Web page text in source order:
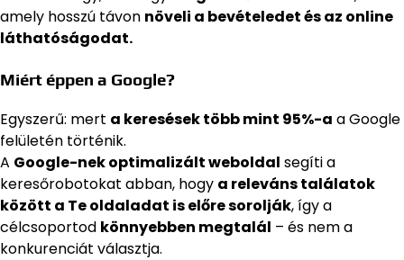
amely hosszú távon növeli a bevételedet és az online
láthatóságodat.
Miért éppen a Google?
Egyszerű: mert a keresések több mint 95%-a a Google
felületén történik.
A Google-nek optimalizált weboldal segíti a
keresőrobotokat abban, hogy a releváns találatok
között a Te oldaladat is előre sorolják, így a
célcsoportod könnyebben megtalál – és nem a
konkurenciát választja.